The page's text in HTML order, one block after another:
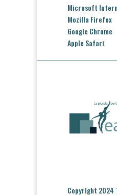
Microsoft
Mozilla Firefox
Google Chrome
Apple Safari
Copyright 2024